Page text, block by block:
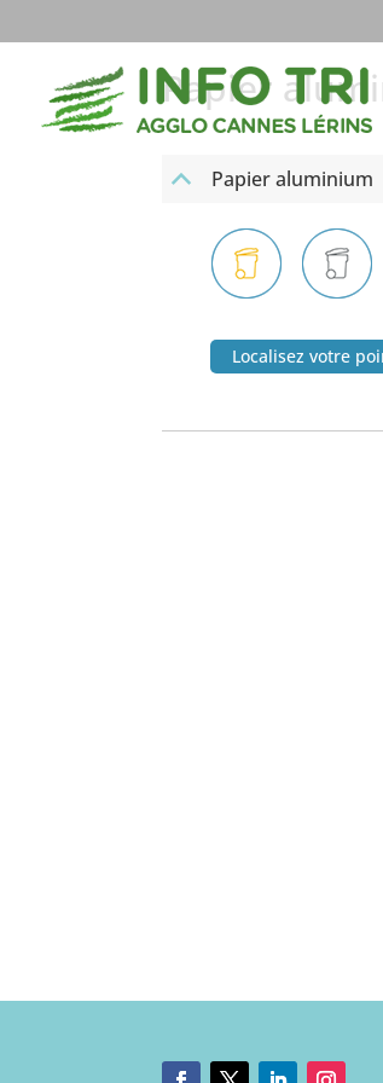
Papier
B Papier aluminium
Localisez votre